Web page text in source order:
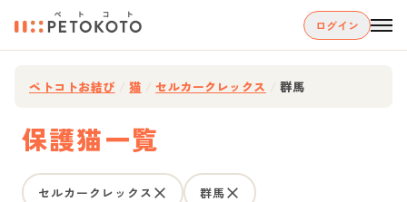
ログイン
ペトコトお結び 猫 セルカークレックス 群馬
保護猫一覧
セルカークレックス 群馬